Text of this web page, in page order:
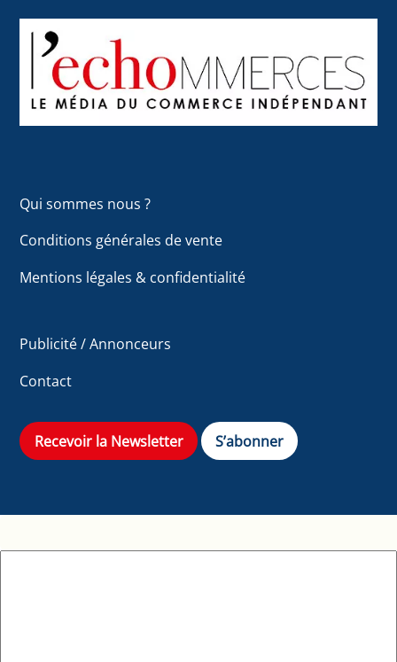
To
Top
Qui sommes nous ?
Conditions générales de vente
Mentions légales & confidentialité
Publicité / Annonceurs
Contact
Recevoir la Newsletter S’abonner